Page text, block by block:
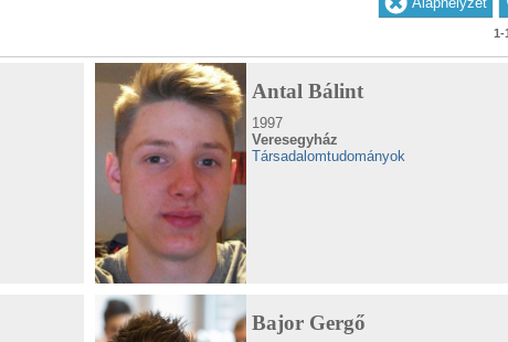
1-
Antal Bálint
1997
Veresegyház
Társadalomtudományok
Bajor Gergő